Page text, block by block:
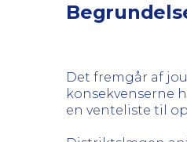
Det fremgår af
konsekvenserne
en venteliste til